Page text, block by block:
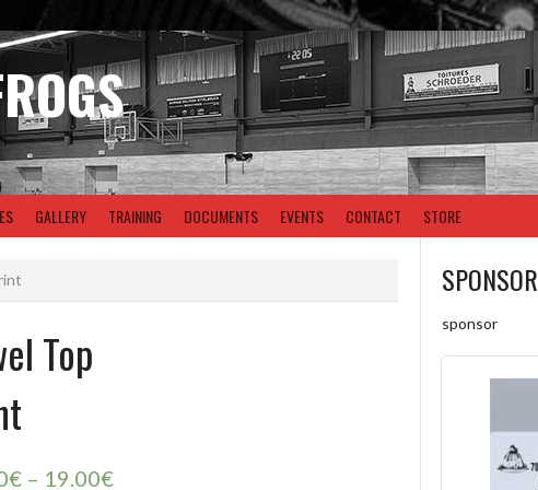
GALLERY TRAINING DOCUMENTS EVENTS CONTACT STORE
Top
€ – 19.00€
SPONSOR
sponsor